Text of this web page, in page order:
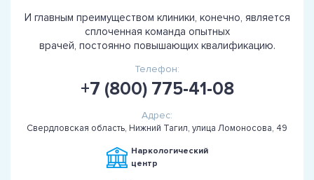
И главным преимуществом клиники, конечно, является
сплоченная команда опытных
врачей, постоянно повышающих квалификацию.
Телефон:
+7 (800) 775-41-08
Адрес:
Свердловская область, Нижний Тагил, улица Ломоносова, 49
Наркологический
центр